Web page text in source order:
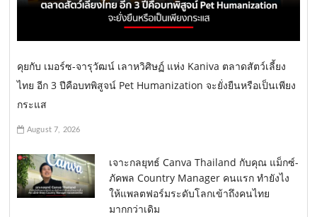
คุยกับ เมอร์ซ-จารุวัฒน์ เลาหวิศิษฏ์ แห่ง Kaniva ตลาดสัตว์เลี้ยง
ไทย อีก 3 ปีคือบทพิสูจน์ Pet Humanization จะยั่งยืนหรือเป็นเพียง
กระแส
August 7, 2026
เจาะกลยุทธ์ Canva Thailand กับคุณ แม็กซ์-
ภัคพล Country Manager คนแรก ทำยังไง
ให้แพลตฟอร์มระดับโลกเข้าถึงคนไทย
มากกว่าเดิม